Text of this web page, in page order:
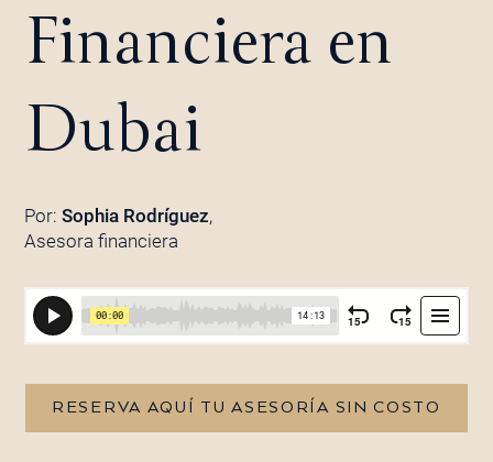
Financiera en
Dubai
Por: Sophia Rodríguez,
Asesora financiera
RESERVA AQUÍ TU ASESORÍA SIN COSTO